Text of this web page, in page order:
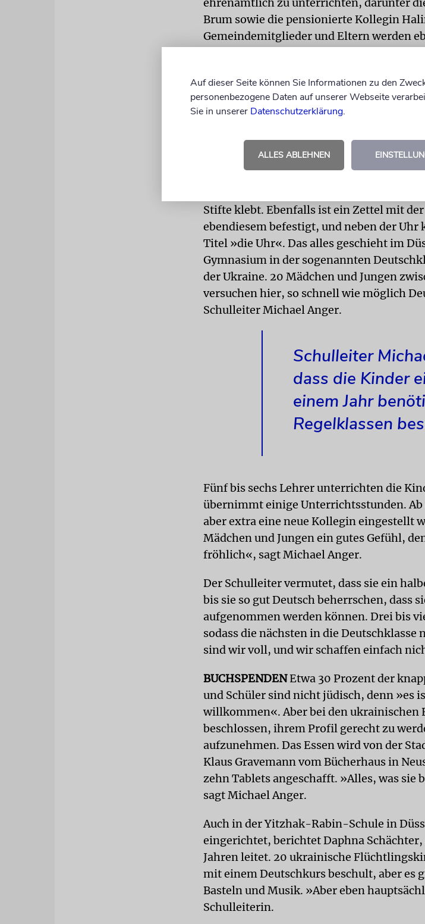
Brum sowie die pensionierte Kollegin
Gemeindemitglieder und Eltern werden
dabei. »Wir schauen dabei in glückliche
Etliche Ausflüge wurden zudem
Kinder aus der Ukraine, die unabhängig
Das Betreuungsangebot ist kostenlos.
mit allen solidarisch«, betont Noga
Stifte klebt. Ebenfalls ist ein Zettel mit
ebendiesem befestigt, und neben der
Titel »die Uhr«. Das alles geschieht im
Gymnasium in der sogenannten
der Ukraine. 20 Mädchen und Jungen
versuchen hier, so schnell wie möglich
Schulleiter Michael Anger.
Schulleiter
dass die Kinder
einem Jahr
Regelklassen
Fünf bis sechs Lehrer unterrichten die
übernimmt einige Unterrichtsstunden.
aber extra eine neue Kollegin eingestellt
Mädchen und Jungen ein gutes Gefühl,
fröhlich«, sagt Michael Anger.
Der Schulleiter vermutet, dass sie ein
bis sie so gut Deutsch beherrschen, dass
aufgenommen werden können. Drei bis
sodass die nächsten in die
sind wir voll, und wir schaffen einfach
BUCHSPENDENEtwa 30 Prozent der
und Schüler sind nicht jüdisch, denn »es
willkommen«. Aber bei den ukrainischen
beschlossen, ihrem Profil gerecht zu
aufzunehmen. Das Essen wird von der
Klaus Gravemann vom Bücherhaus in
zehn Tablets angeschafft. »Alles, was sie
sagt Michael Anger.
Auch in der Yitzhak-Rabin-Schule in
eingerichtet, berichtet Daphna
Jahren leitet. 20 ukrainische
mit einem Deutschkurs beschult, aber es
Basteln und Musik. »Aber eben
Schulleiterin.
Auf dieser Seite können Sie Informationen zu den
personenbezogene Daten auf unserer Webseite
Sie in unserer Datenschutzerklärung.
ALLES ABLEHNEN